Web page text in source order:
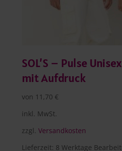
SOL’S – Pulse
mit Aufdruck
von 11,70 €
inkl. MwSt.
zzgl. Versandkosten
Lieferzeit: 8 Werktage